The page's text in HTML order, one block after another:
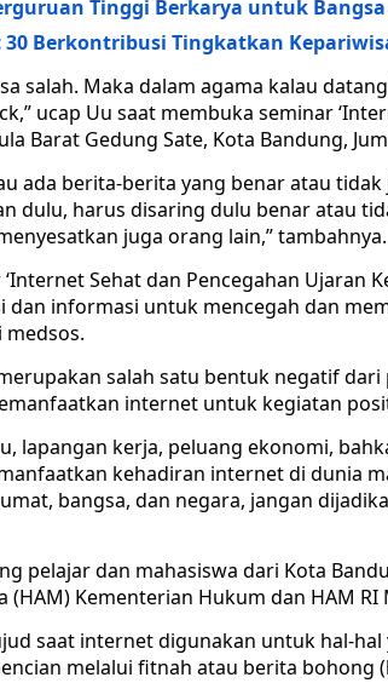
Tinggi Berkarya untuk
Berkontribusi Tingkatkan
salah. Maka dalam agama kalau
ucap Uu saat membuka seminar
Barat Gedung Sate, Kota Bandung,
ada berita-berita yang benar atau
dulu, harus disaring dulu benar atau
juga orang lain,” tambahnya.
Sehat dan Pencegahan Ujaran
informasi untuk mencegah dan
salah satu bentuk negatif
internet untuk kegiatan
lapangan kerja, peluang ekonomi,
kehadiran internet di dunia
bangsa, dan negara, jangan
pelajar dan mahasiswa dari Kota
(HAM) Kementerian Hukum dan HAM RI
saat internet digunakan untuk hal-
melalui fitnah atau berita bohong